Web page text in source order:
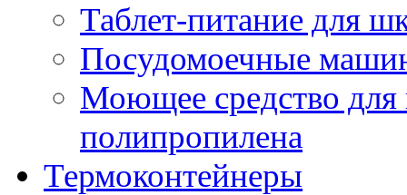
Таблет-питание для
Посудомоечные
Моющее средство для
полипропилена
Термоконтейнеры